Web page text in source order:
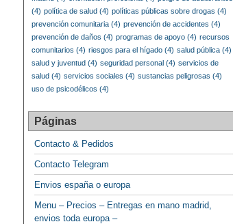
(4) política de salud (4) políticas públicas sobre drogas (4)
prevención comunitaria (4) prevención de accidentes (4)
prevención de daños (4) programas de apoyo (4) recursos
comunitarios (4) riesgos para el hígado (4) salud pública (4)
salud y juventud (4) seguridad personal (4) servicios de
salud (4) servicios sociales (4) sustancias peligrosas (4)
uso de psicodélicos (4)
Páginas
Contacto & Pedidos
Contacto Telegram
Envios españa o europa
Menu – Precios – Entregas en mano madrid,
envios toda europa –